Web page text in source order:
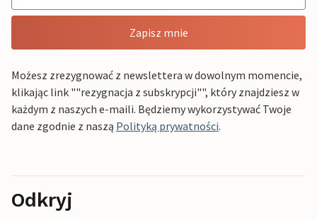
Zapisz mnie
Możesz zrezygnować z newslettera w dowolnym momencie,
klikając link ""rezygnacja z subskrypcji"", który znajdziesz w
każdym z naszych e-maili. Będziemy wykorzystywać Twoje
dane zgodnie z naszą Polityką prywatności.
Odkryj